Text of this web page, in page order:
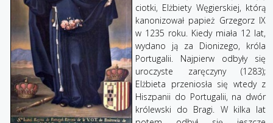
ciotki, Elżbiety Węgierskiej, którą
kanonizował papież Grzegorz IX
w 1235 roku. Kiedy miała 12 lat,
wydano ją za Dionizego, króla
Portugalii. Najpierw odbyły się
uroczyste zaręczyny (1283);
Elżbieta przeniosła się wtedy z
Hiszpanii do Portugalii, na dwór
królewski do Bragi. W kilka lat